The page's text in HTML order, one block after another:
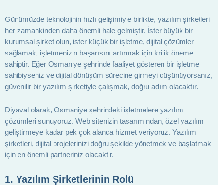
Günümüzde teknolojinin hızlı gelişimiyle birlikte, yazılım şirketleri
her zamankinden daha önemli hale gelmiştir. İster büyük bir
kurumsal şirket olun, ister küçük bir işletme, dijital çözümler
sağlamak, işletmenizin başarısını artırmak için kritik öneme
sahiptir. Eğer Osmaniye şehrinde faaliyet gösteren bir işletme
sahibiyseniz ve dijital dönüşüm sürecine girmeyi düşünüyorsanız,
güvenilir bir yazılım şirketiyle çalışmak, doğru adım olacaktır.
Diyaval olarak, Osmaniye şehrindeki işletmelere yazılım
çözümleri sunuyoruz. Web sitenizin tasarımından, özel yazılım
geliştirmeye kadar pek çok alanda hizmet veriyoruz. Yazılım
şirketleri, dijital projelerinizi doğru şekilde yönetmek ve başlatmak
için en önemli partneriniz olacaktır.
1. Yazılım Şirketlerinin Rolü